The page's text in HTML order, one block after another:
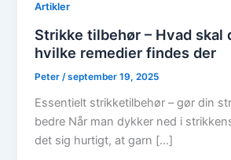
Artikler
Strikke tilbehør – Hvad skal
hvilke remedier findes der
Peter /september 19, 2025
Essentielt strikketilbehør – gør din
bedre Når man dykker ned i
det sig hurtigt, at garn […]